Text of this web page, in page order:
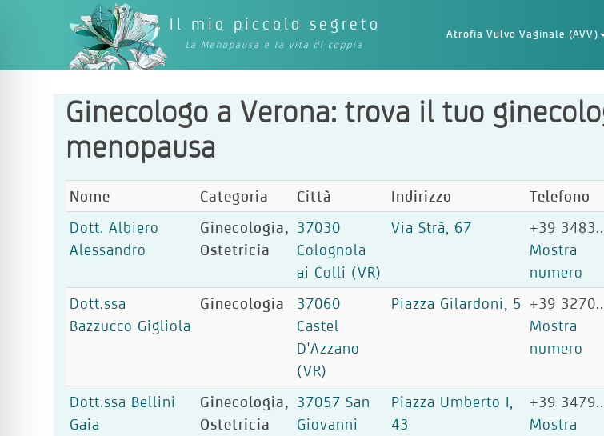
Il mio piccolo segreto
La Menopausa e la vita di coppia
Atrofia Vulvo Vaginale (AVV)
Ginecologo a Verona: trova il tuo
menopausa
Nome Categoria Città Indirizzo Telefono
Dott. Albiero
Alessandro
Ginecologia,
Ostetricia
37030
Colognola
ai Colli (VR)
Via Strà, 67
+39
Mostra
numero
Dott.ssa
Bazzucco Gigliola
Ginecologia
37060
Castel
D'Azzano
(VR)
Piazza Gilardoni, 5 +39
Mostra
numero
Dott.ssa Bellini
Gaia
Ginecologia,
Ostetricia
37057 San
Giovanni
Piazza Umberto I,
43
+39
Mostra